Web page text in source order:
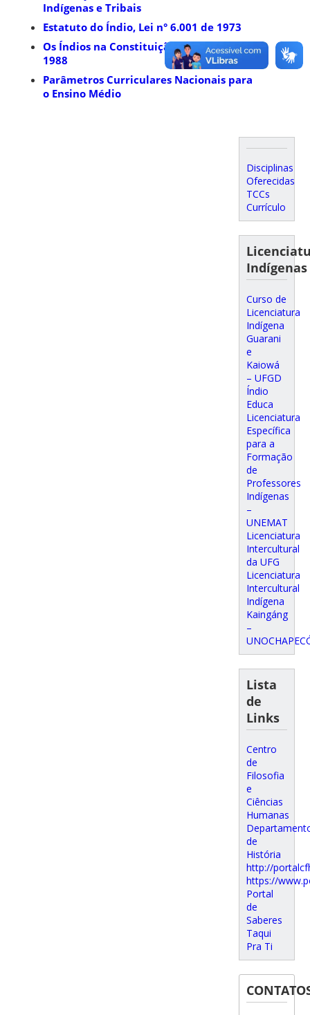
Indígenas e Tribais
Estatuto do Índio, Lei n° 6.001 de 1973
Os Índios na Constituição Federal de
1988
Parâmetros Curriculares Nacionais para
o Ensino Médio
Disciplinas
Oferecidas
TCCs
Currículo
Indígenas
Curso de
Licenciatura
Indígena
Guarani
e
Kaiowá
– UFGD
Índio
Educa
Licenciatura
Específica
para a
Formação
de
Professores
Indígenas
–
UNEMAT
Licenciatura
Intercultural
da UFG
Licenciatura
Intercultural
Indígena
Kaingáng
–
Lista
de
Links
Centro
de
Filosofia
e
Ciências
Humanas
de
História
http://
https://
Portal
de
Saberes
Taqui
Pra Ti